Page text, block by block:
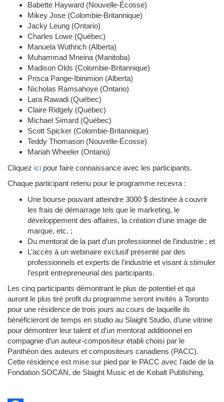
Babette Hayward (Nouvelle-Écosse)
Mikey Jose (Colombie-Britannique)
Jacky Leung (Ontario)
Charles Lowe (Québec)
Manuela Wuthrich (Alberta)
Muhammad Mneina (Manitoba)
Madison Olds (Colombie-Britannique)
Prisca Pange-Ibinimion (Alberta)
Nicholas Ramsahoye (Ontario)
Lara Rawadi (Québec)
Claire Ridgely (Québec)
Michael Simard (Québec)
Scott Spicker (Colombie-Britannique)
Teddy Thomason (Nouvelle-Écosse)
Mariah Wheeler (Ontario)
Cliquez ici pour faire connaissance avec les participants.
Chaque participant retenu pour le programme recevra :
Une bourse pouvant atteindre 3000 $ destinée à couvrir
les frais de démarrage tels que le marketing, le
développement des affaires, la création d’une image de
marque, etc. ;
Du mentorat de la part d’un professionnel de l’industrie ; et
L’accès à un webinaire exclusif présenté par des
professionnels et experts de l’industrie et visant à stimuler
l’esprit entrepreneurial des participants.
Les cinq participants démontrant le plus de potentiel et qui
auront le plus tiré profit du programme seront invités à Toronto
pour une résidence de trois jours au cours de laquelle ils
bénéficieront de temps en studio au Slaight Studio, d’une vitrine
pour démontrer leur talent et d’un mentorat additionnel en
compagnie d’un auteur-compositeur établi choisi par le
Panthéon des auteurs et compositeurs canadiens (PACC).
Cette résidence est mise sur pied par le PACC avec l’aide de la
Fondation SOCAN, de Slaight Music et de Kobalt Publishing.